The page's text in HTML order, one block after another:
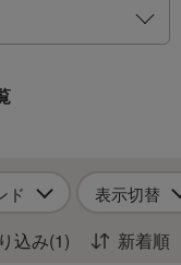
ド 表示切替
込み(1) 新着順